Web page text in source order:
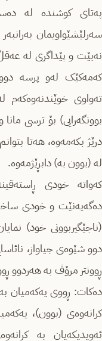
پەتای کوشندە لە
سەرلێشێواویمان
نەبێت و پێداگری لە
کەمەکێک لەو پرسە
تەواوی خوێندنەوەکەم
بوونگەرایی) بۆ ترسی
درێژ بکەمەوە، هەتا
لە (بوون بە) دابڕێژمەوە.
کەواتە خودی
دەگەیەنێت و خودی
(ناجێگیربوونی خود)
دوو شێوەی جیاواز،
ڕوونتر مرۆڤ بە هەردوو
دەکات: ڕووی یەکەمیان
کرانەوەی (بوون)،
ئەویدیکەیان بە